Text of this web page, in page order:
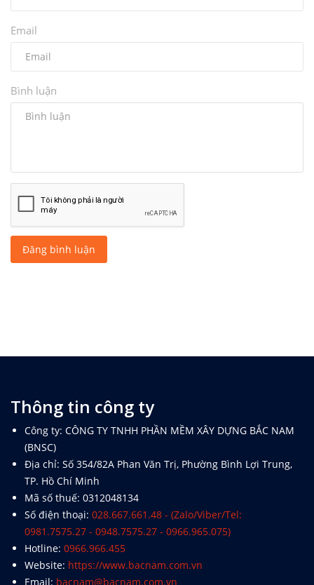
Đăng bình luận
Thông tin công ty
Công ty: CÔNG TY TNHH PHẦN MỀM XÂY DỰNG BẮC NAM
(BNSC)
Địa chỉ: Số 354/82A Phan Văn Trị, Phường Bình Lợi Trung,
TP. Hồ Chí Minh
Mã số thuế: 0312048134
Số điện thoại:028.667.661.48 - (Zalo/Viber/Tel:
0981.7575.27 - 0948.7575.27 - 0966.965.075)
Hotline:0966.966.455
Website:https://www.bacnam.com.vn
Email:bacnam@bacnam.com.vn